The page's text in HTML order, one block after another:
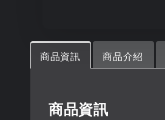
商品資訊 商品介紹
商品資訊